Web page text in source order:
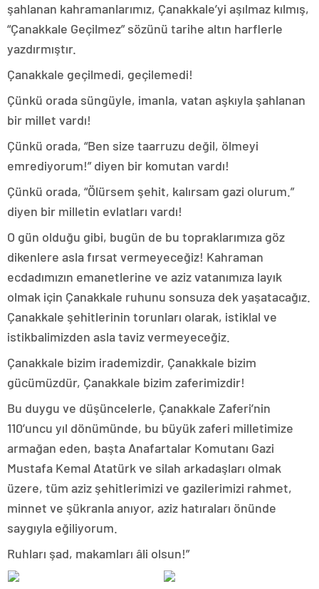
şahlanan kahramanlarımız, Çanakkale’yi aşılmaz kılmış,
“Çanakkale Geçilmez” sözünü tarihe altın harflerle
yazdırmıştır.
Çanakkale geçilmedi, geçilemedi!
Çünkü orada süngüyle, imanla, vatan aşkıyla şahlanan
bir millet vardı!
Çünkü orada, “Ben size taarruzu değil, ölmeyi
emrediyorum!” diyen bir komutan vardı!
Çünkü orada, “Ölürsem şehit, kalırsam gazi olurum.”
diyen bir milletin evlatları vardı!
O gün olduğu gibi, bugün de bu topraklarımıza göz
dikenlere asla fırsat vermeyeceğiz! Kahraman
ecdadımızın emanetlerine ve aziz vatanımıza layık
olmak için Çanakkale ruhunu sonsuza dek yaşatacağız.
Çanakkale şehitlerinin torunları olarak, istiklal ve
istikbalimizden asla taviz vermeyeceğiz.
Çanakkale bizim irademizdir, Çanakkale bizim
gücümüzdür, Çanakkale bizim zaferimizdir!
Bu duygu ve düşüncelerle, Çanakkale Zaferi’nin
110’uncu yıl dönümünde, bu büyük zaferi milletimize
armağan eden, başta Anafartalar Komutanı Gazi
Mustafa Kemal Atatürk ve silah arkadaşları olmak
üzere, tüm aziz şehitlerimizi ve gazilerimizi rahmet,
minnet ve şükranla anıyor, aziz hatıraları önünde
saygıyla eğiliyorum.
Ruhları şad, makamları âli olsun!”